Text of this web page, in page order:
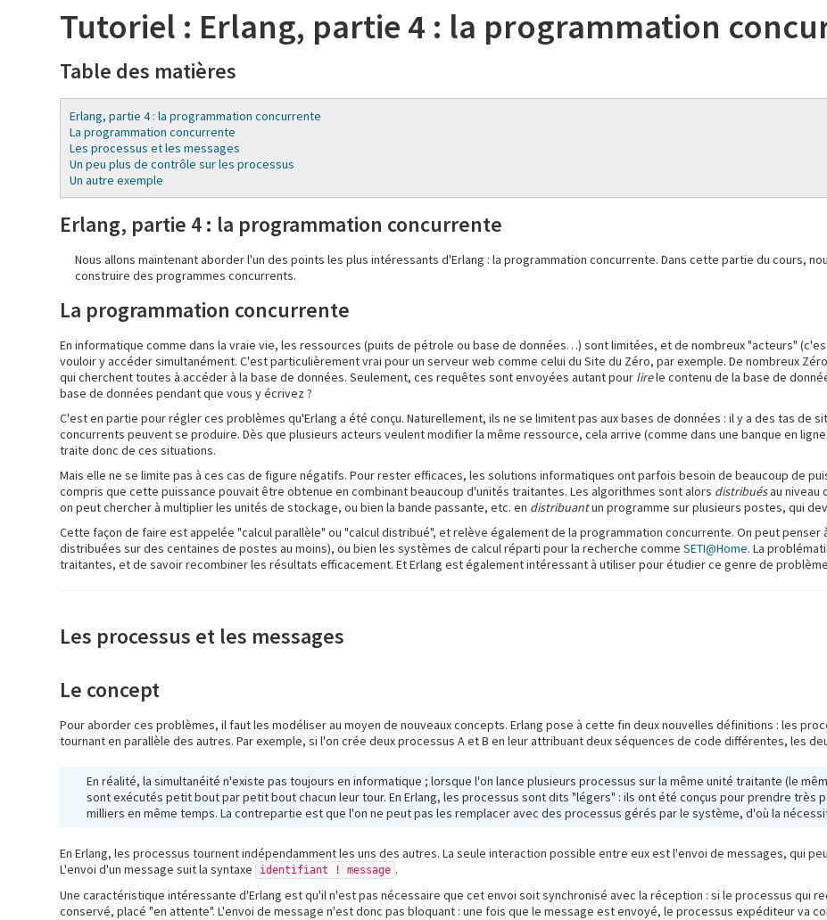
Tutoriel : Erlang, partie 4 : la programmation
Table des matières
Erlang, partie 4 : la programmation concurrente
La programmation concurrente
Les processus et les messages
Un peu plus de contrôle sur les processus
Un autre exemple
Erlang, partie 4 : la programmation concurrente
Nous allons maintenant aborder l'un des points les plus intéressants d'Erlang : la programmation concurrente. Dans cette partie du cours,
construire des programmes concurrents.
La programmation concurrente
En informatique comme dans la vraie vie, les ressources (puits de pétrole ou base de données…) sont limitées, et de nombreux "acteurs"
vouloir y accéder simultanément. C'est particulièrement vrai pour un serveur web comme celui du Site du Zéro, par exemple. De nombreux
qui cherchent toutes à accéder à la base de données. Seulement, ces requêtes sont envoyées autant pour lirele contenu de la base de
base de données pendant que vous y écrivez ?
C'est en partie pour régler ces problèmes qu'Erlang a été conçu. Naturellement, ils ne se limitent pas aux bases de données : il y a des tas de
concurrents peuvent se produire. Dès que plusieurs acteurs veulent modifier la même ressource, cela arrive (comme dans une banque en
traite donc de ces situations.
Mais elle ne se limite pas à ces cas de figure négatifs. Pour rester efficaces, les solutions informatiques ont parfois besoin de beaucoup de
compris que cette puissance pouvait être obtenue en combinant beaucoup d'unités traitantes. Les algorithmes sont alors distribuésau niveau
on peut chercher à multiplier les unités de stockage, ou bien la bande passante, etc. en distribuantun programme sur plusieurs postes, qui
Cette façon de faire est appelée "calcul parallèle" ou "calcul distribué", et relève également de la programmation concurrente. On peut penser
distribuées sur des centaines de postes au moins), ou bien les systèmes de calcul réparti pour la recherche commeSETI@Home. La
traitantes, et de savoir recombiner les résultats efficacement. Et Erlang est également intéressant à utiliser pour étudier ce genre de
Les processus et les messages
Le concept
Pour aborder ces problèmes, il faut les modéliser au moyen de nouveaux concepts. Erlang pose à cette fin deux nouvelles définitions : les
tournant en parallèle des autres. Par exemple, si l'on crée deux processus A et B en leur attribuant deux séquences de code différentes, les
En réalité, la simultanéité n'existe pas toujours en informatique ; lorsque l'on lance plusieurs processus sur la même unité traitante (le
sont exécutés petit bout par petit bout chacun leur tour. En Erlang, les processus sont dits "légers" : ils ont été conçus pour prendre
milliers en même temps. La contrepartie est que l'on ne peut pas les remplacer avec des processus gérés par le système, d'où la
En Erlang, les processus tournent indépendamment les uns des autres. La seule interaction possible entre eux est l'envoi de messages, qui
L'envoi d'un message suit la syntaxe
identifiant ! message .
Une caractéristique intéressante d'Erlang est qu'il n'est pas nécessaire que cet envoi soit synchronisé avec la réception : si le processus qui
conservé, placé "en attente". L'envoi de message n'est donc pas bloquant : une fois que le message est envoyé, le processus expéditeur va